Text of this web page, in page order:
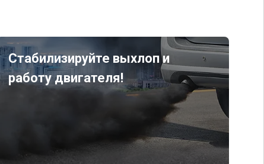
Стабилизируйте выхлоп и
работу двигателя!